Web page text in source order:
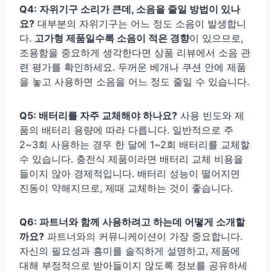
Q4: 자위기구 소리가 큰데, 소음을 줄일 방법이 있나
요? 대부분의 자위기구는 어느 정도 소음이 발생합니
다. 고가형 제품일수록 소음이 적은 경향이 있으므로,
조용함을 중요하게 생각한다면 상품 리뷰에서 소음 관
련 평가를 확인하세요. 두꺼운 베개나 쿠션 안에 제품
을 놓고 사용하면 소음을 어느 정도 줄일 수 있습니다.
Q5: 배터리를 자주 교체해야 하나요? 사용 빈도와 제
품의 배터리 용량에 따라 다릅니다. 일반적으로 주
2~3회 사용하는 경우 한 달에 1~2회 배터리를 교체할
수 있습니다. 충전식 제품이라면 배터리 교체 비용을
들이지 않아 경제적입니다. 배터리 성능이 떨어지면
진동이 약해지므로, 제때 교체하는 것이 좋습니다.
Q6: 파트너와 함께 사용하려고 하는데 어떻게 소개할
까요? 파트너와의 커뮤니케이션이 가장 중요합니다.
자신의 필요성과 흥미를 솔직하게 설명하고, 제품에
대해 부정적으로 받아들이지 않도록 정보를 공유하세